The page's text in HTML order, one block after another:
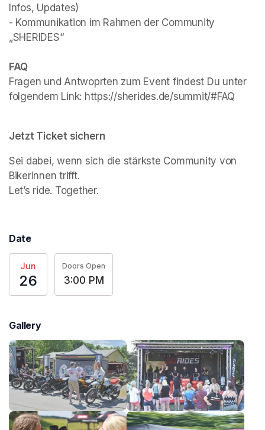
Infos, Updates)
- Kommunikation im Rahmen der Community
„SHERIDES“
FAQ
Fragen und Antwoprten zum Event findest Du unter
Jetzt Ticket sichern
Sei dabei, wenn sich die stärkste Community von
Bikerinnen trifft.
Let’s ride. Together.
Date
Jun
26
Doors Open
3:00 PM
Gallery